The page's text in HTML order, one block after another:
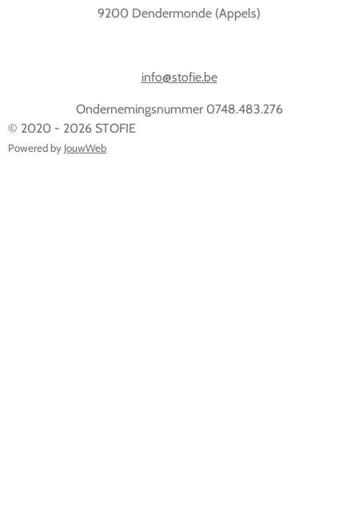
m
9200 Dendermonde (Appels)
info@stofie.be
Ondernemingsnummer 0748.483.276
© 2020 - 2026 STOFIE
Powered by JouwWeb